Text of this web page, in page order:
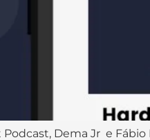
Podcast⁠⁠⁠⁠⁠⁠⁠⁠⁠⁠⁠⁠⁠⁠⁠⁠⁠⁠, ⁠⁠⁠⁠⁠⁠⁠⁠⁠⁠⁠⁠⁠⁠⁠⁠⁠⁠Dema Jr⁠⁠⁠⁠⁠⁠ ⁠⁠⁠⁠⁠⁠⁠⁠⁠⁠⁠ e